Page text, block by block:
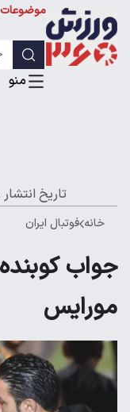
موضوعات
تاریخ
خانه فوتبال ایران
جواب
مورایس